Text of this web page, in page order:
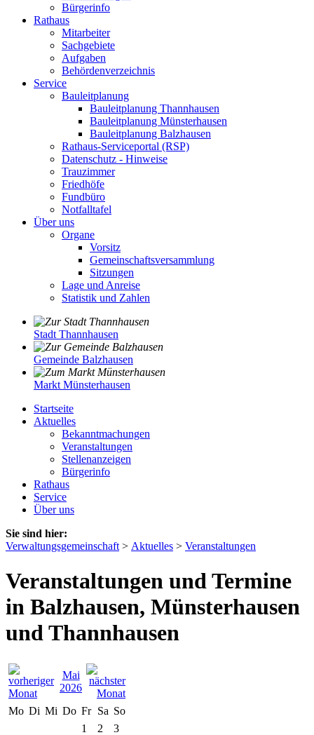
Bürgerinfo
Rathaus
Mitarbeiter
Sachgebiete
Aufgaben
Behördenverzeichnis
Service
Bauleitplanung
Bauleitplanung Thannhausen
Bauleitplanung Münsterhausen
Bauleitplanung Balzhausen
Rathaus-Serviceportal (RSP)
Datenschutz - Hinweise
Trauzimmer
Friedhöfe
Fundbüro
Notfalltafel
Über uns
Organe
Vorsitz
Gemeinschaftsversammlung
Sitzungen
Lage und Anreise
Statistik und Zahlen
Stadt Thannhausen
Gemeinde Balzhausen
Markt Münsterhausen
Startseite
Aktuelles
Bekanntmachungen
Veranstaltungen
Stellenanzeigen
Bürgerinfo
Rathaus
Service
Über uns
Sie sind hier:
Verwaltungsgemeinschaft > Aktuelles > Veranstaltungen
Veranstaltungen und Termine
in Balzhausen, Münsterhausen
und Thannhausen
Mai
2026
Mo Di Mi Do Fr Sa So
1
2
3